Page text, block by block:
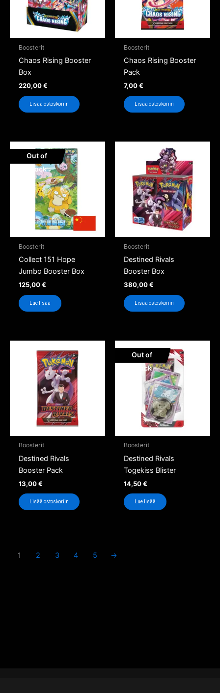
Boosterit
Chaos Rising Booster
Box
220,00€
Lisää ostoskoriin
Boosterit
Chaos Rising Booster
Pack
7,00€
Lisää ostoskoriin
Out of
Stock
Boosterit
Collect 151 Hope
Jumbo Booster Box
125,00€
Lue lisää
Boosterit
Destined Rivals
Booster Box
380,00€
Lisää ostoskoriin
Boosterit
Destined Rivals
Booster Pack
13,00€
Lisää ostoskoriin
Out of
Stock
Boosterit
Destined Rivals
Togekiss Blister
14,50€
Lue lisää
1 2 3 4 5 →